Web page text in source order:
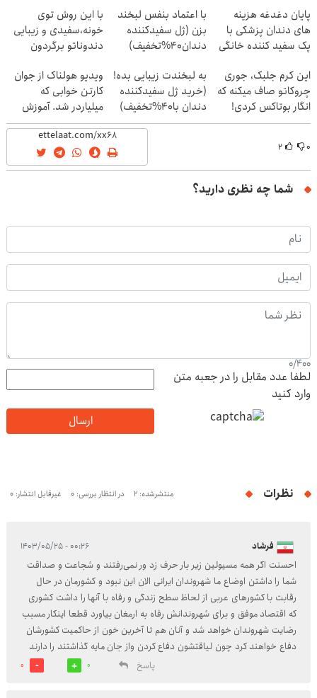
پایان دغدغه هزینه
های دندان پزشکی با
پک سفید کننده خانگی
با اعتماد بنفس لبخند
بزن (ژل سفیدکننده
دندان40%تخفیف)
با این روش توی
خونه،سفیدی و زیبایی
دندوناتو برگردون
این کرم جلبک، جوری
چروکاتو صاف میکنه که
انگار بوتاکس کردی!
(تخفیف ویژه)
به لبخندت زیبایی بده!
(خرید ژل سفیدکننده
دندان با40%تخفیف)
ویدیو هولناک از جوان
کارتن خوابی که
میلیاردر شد. آموزش
رایگان
۰ ۲
شما چه نظری دارید؟
0/400
لطفا عدد مقابل را در جعبه متن
وارد کنید
ارسال
نظرات منتشرشده: 2 در انتظار بررسی: 0 غیرقابل انتشار: 0
فرشاد ۰۰:۲۶ - ۱۴۰۳/۰۵/۲۵
احسنت اگر همه مسیولین زیر بار حرف زد ور نمی‌رفتند و شجاعت و صداقت
شما را داشتن اوضاع ما شهروندان ایرانی الان این نبود و کشورمان در حال
رقابت با کشورهای عربی از لحاظ سطح زندگی و رفاه با آنها را داشت کشوری
که اقتصاد موفق و برای شهروندانش رفاه به ارمغان بیاورد قطعا اینکار مسبب
رضایت شهروندان خواهد شد و آنان هم تا آخرین خون از حاکمیت کشورشان
دفاع خواهند کرد چون لیاقتشون دفاع کردن واز جان مایه گذاشتند را دارند
پاسخ
0
0